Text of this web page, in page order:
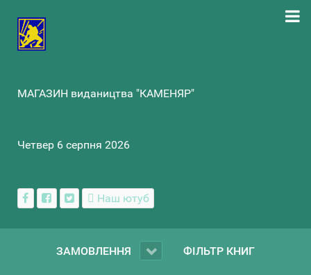
МАГАЗИН видаництва "КАМЕНЯР"
Четвер 6 серпня 2026
Наш ютуб
ЗАМОВЛЕННЯ ФІЛЬТР КНИГ